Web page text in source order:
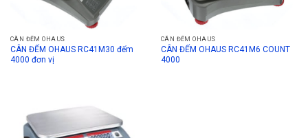
CÂN ĐẾM OHAUS
CÂN ĐẾM OHAUS RC41M30 đếm
4000 đơn vị
CÂN ĐẾM OHAUS
CÂN ĐẾM OHAUS RC41M6 COUNT
4000